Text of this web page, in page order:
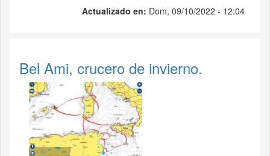
Actualizado en: Dom, 09/10/2022 - 12:04
Bel Ami, crucero de invierno.